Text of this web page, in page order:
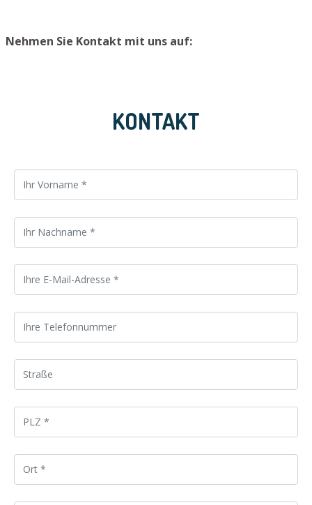
Nehmen Sie Kontakt mit uns auf:
KONTAKT